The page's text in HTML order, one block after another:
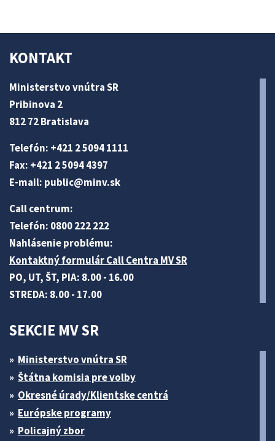
KONTAKT
Ministerstvo vnútra SR
Pribinova 2
812 72 Bratislava
Telefón: +421 2 5094 1111
Fax: +421 2 5094 4397
E-mail: public@minv.sk
Call centrum:
Telefón: 0800 222 222
Nahlásenie problému:
Kontaktný formulár Call Centra MV SR
PO, UT, ŠT, PIA: 8.00 - 16.00
STREDA: 8.00 - 17.00
SEKCIE MV SR
Ministerstvo vnútra SR
Štátna komisia pre volby
Okresné úrady/Klientske centrá
Európske programy
Policajný zbor